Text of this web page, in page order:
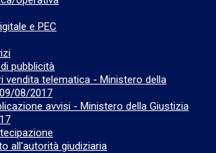
e PEC
pubblicità
vendita telematica - Ministero della
08/2017
avvisi - Ministero della Giustizia
all'autorità giudiziaria